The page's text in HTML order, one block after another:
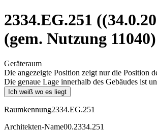
2334.EG.251
(gem. Nutzung 11040)
Geräteraum
Die angezeigte Position zeigt nur die Position
Die genaue Lage innerhalb des Gebäudes ist
Ich weiß wo es liegt
Raumkennung2334.EG.251
Architekten-Name00.2334.251